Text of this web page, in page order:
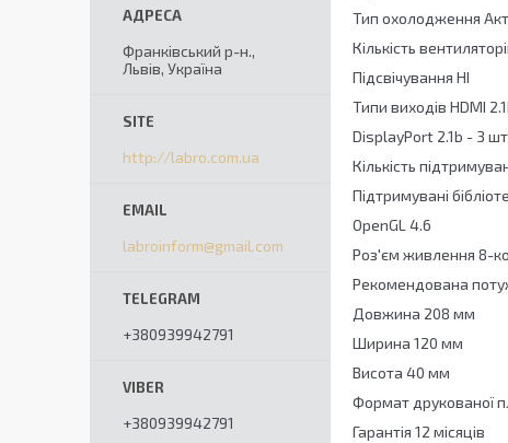
Тип охолодження
Кількість
Підсвічування НІ
Типи виходів HDMI
DisplayPort 2.1b - 3
Кількість
Підтримувані
OpenGL 4.6
Роз'єм живлення 8-
Рекомендована
Довжина 208 мм
Ширина 120 мм
Висота 40 мм
Формат друкованої
Гарантія 12 місяців
Франківський р-н.,
Львів, Україна
http://labro.com.ua
labroinform@gmail.com
+380939942791
+380939942791